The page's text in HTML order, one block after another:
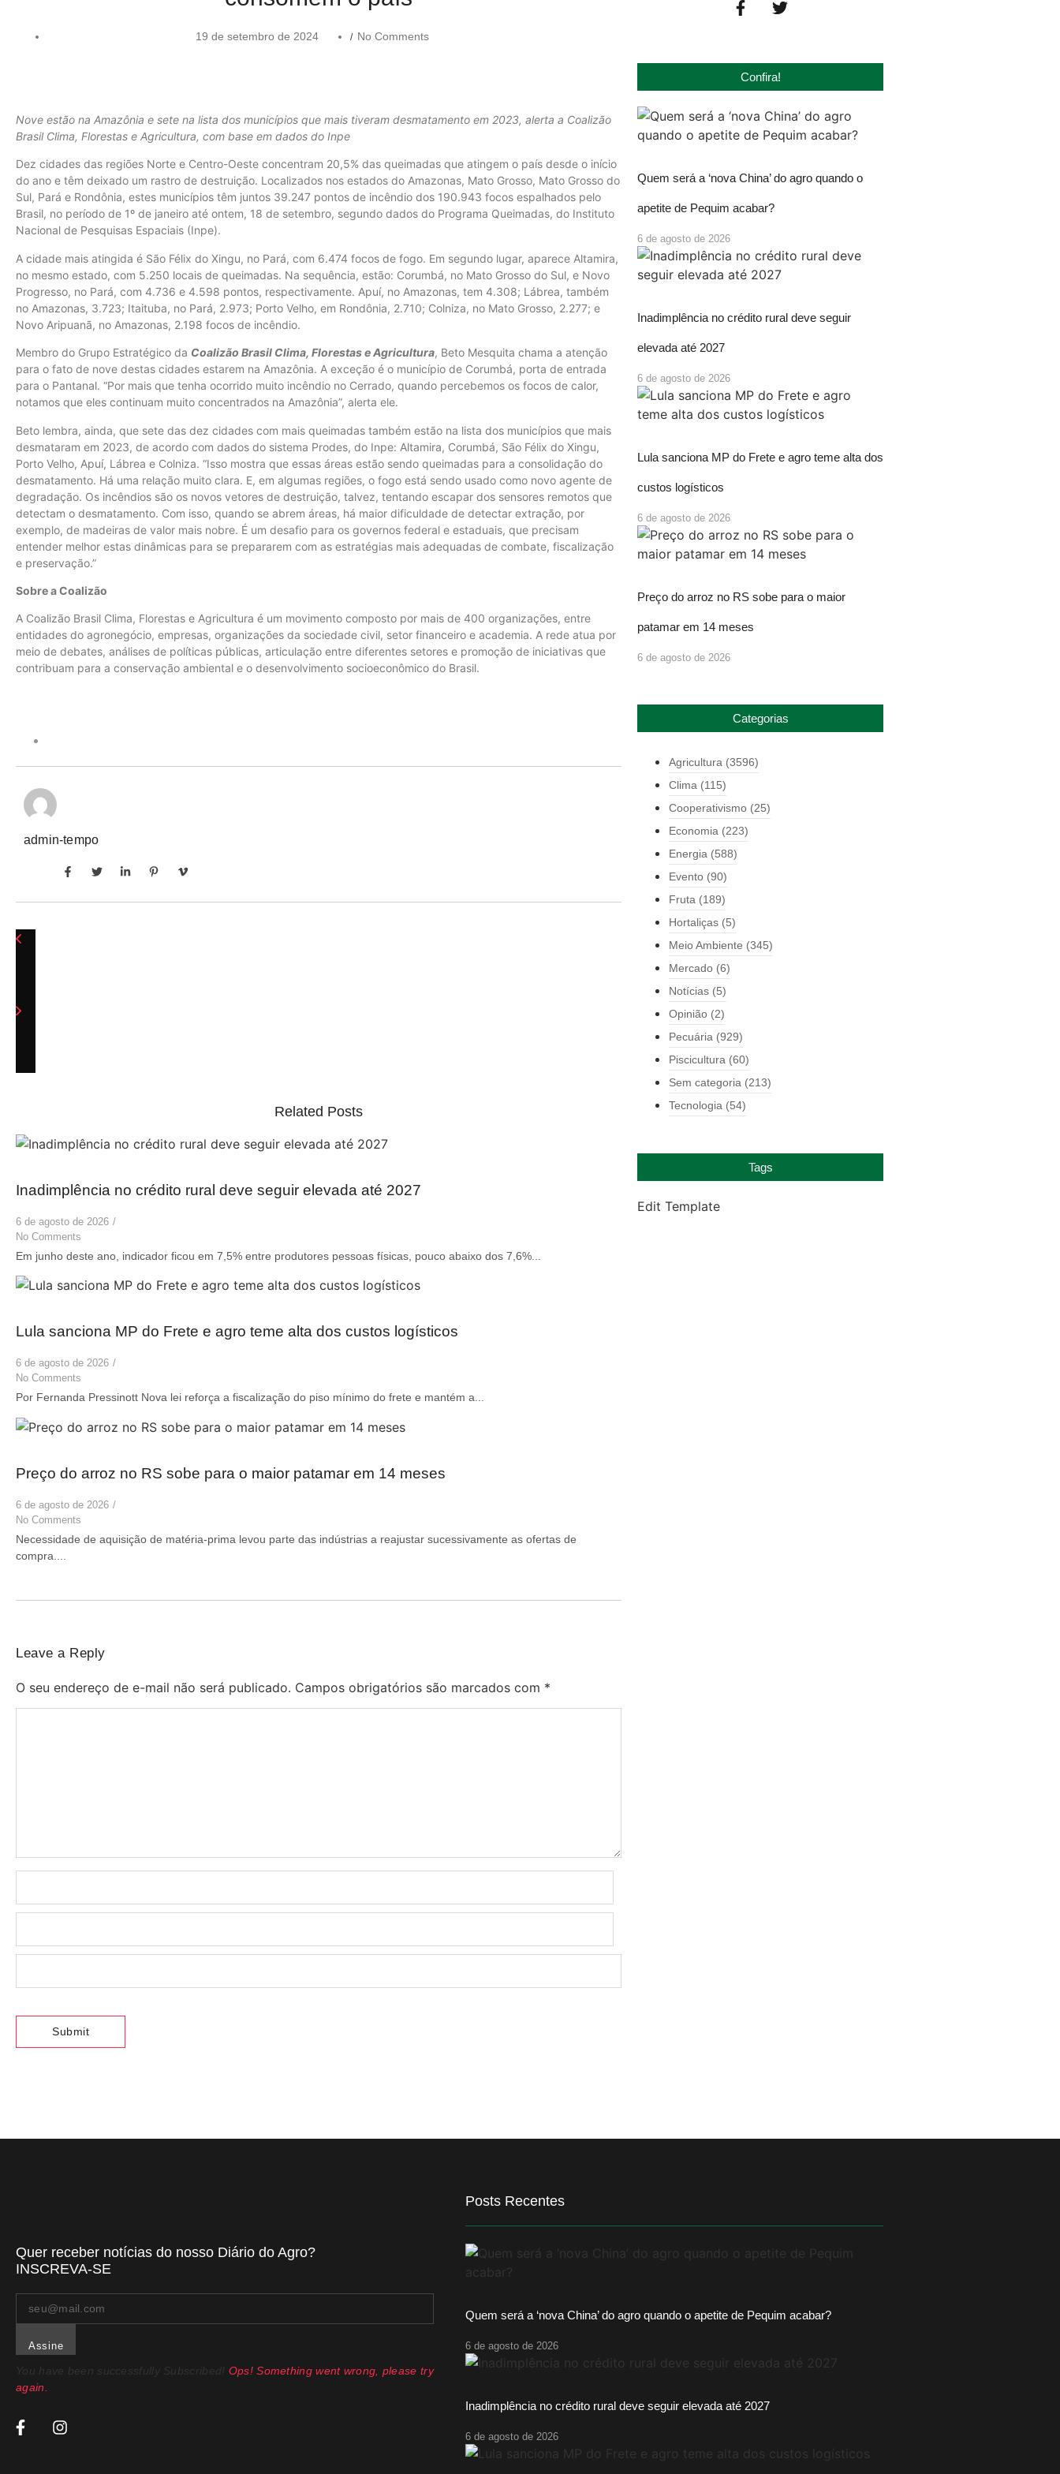
19 de setembro de 2024 / No Comments
Nove estão na Amazônia e sete na lista dos municípios que mais tiveram desmatamento em 2023, alerta a Coalizão
Brasil Clima, Florestas e Agricultura, com base em dados do Inpe
Dez cidades das regiões Norte e Centro-Oeste concentram 20,5% das queimadas que atingem o país desde o início
do ano e têm deixado um rastro de destruição. Localizados nos estados do Amazonas, Mato Grosso, Mato Grosso do
Sul, Pará e Rondônia, estes municípios têm juntos 39.247 pontos de incêndio dos 190.943 focos espalhados pelo
Brasil, no período de 1º de janeiro até ontem, 18 de setembro, segundo dados do Programa Queimadas, do Instituto
Nacional de Pesquisas Espaciais (Inpe).
A cidade mais atingida é São Félix do Xingu, no Pará, com 6.474 focos de fogo. Em segundo lugar, aparece Altamira,
no mesmo estado, com 5.250 locais de queimadas. Na sequência, estão: Corumbá, no Mato Grosso do Sul, e Novo
Progresso, no Pará, com 4.736 e 4.598 pontos, respectivamente. Apuí, no Amazonas, tem 4.308; Lábrea, também
no Amazonas, 3.723; Itaituba, no Pará, 2.973; Porto Velho, em Rondônia, 2.710; Colniza, no Mato Grosso, 2.277; e
Novo Aripuanã, no Amazonas, 2.198 focos de incêndio.
Membro do Grupo Estratégico da Coalizão Brasil Clima, Florestas e Agricultura, Beto Mesquita chama a atenção
para o fato de nove destas cidades estarem na Amazônia. A exceção é o município de Corumbá, porta de entrada
para o Pantanal. “Por mais que tenha ocorrido muito incêndio no Cerrado, quando percebemos os focos de calor,
notamos que eles continuam muito concentrados na Amazônia”, alerta ele.
Beto lembra, ainda, que sete das dez cidades com mais queimadas também estão na lista dos municípios que mais
desmataram em 2023, de acordo com dados do sistema Prodes, do Inpe: Altamira, Corumbá, São Félix do Xingu,
Porto Velho, Apuí, Lábrea e Colniza. “Isso mostra que essas áreas estão sendo queimadas para a consolidação do
desmatamento. Há uma relação muito clara. E, em algumas regiões, o fogo está sendo usado como novo agente de
degradação. Os incêndios são os novos vetores de destruição, talvez, tentando escapar dos sensores remotos que
detectam o desmatamento. Com isso, quando se abrem áreas, há maior dificuldade de detectar extração, por
exemplo, de madeiras de valor mais nobre. É um desafio para os governos federal e estaduais, que precisam
entender melhor estas dinâmicas para se prepararem com as estratégias mais adequadas de combate, fiscalização
e preservação.”
Sobre a Coalizão
A Coalizão Brasil Clima, Florestas e Agricultura é um movimento composto por mais de 400 organizações, entre
entidades do agronegócio, empresas, organizações da sociedade civil, setor financeiro e academia. A rede atua por
meio de debates, análises de políticas públicas, articulação entre diferentes setores e promoção de iniciativas que
contribuam para a conservação ambiental e o desenvolvimento socioeconômico do Brasil.
admin-tempo
Related Posts
Inadimplência no crédito rural deve seguir elevada até 2027
6 de agosto de 2026 /
No Comments
Em junho deste ano, indicador ficou em 7,5% entre produtores pessoas físicas, pouco abaixo dos 7,6%...
Lula sanciona MP do Frete e agro teme alta dos custos logísticos
6 de agosto de 2026 /
No Comments
Por Fernanda Pressinott Nova lei reforça a fiscalização do piso mínimo do frete e mantém a...
Preço do arroz no RS sobe para o maior patamar em 14 meses
6 de agosto de 2026 /
No Comments
Necessidade de aquisição de matéria-prima levou parte das indústrias a reajustar sucessivamente as ofertas de
compra....
Leave a Reply
O seu endereço de e-mail não será publicado. Campos obrigatórios são marcados com *
Confira!
Quem será a ‘nova China’ do agro quando o
apetite de Pequim acabar?
6 de agosto de 2026
Inadimplência no crédito rural deve seguir
elevada até 2027
6 de agosto de 2026
Lula sanciona MP do Frete e agro teme alta dos
custos logísticos
6 de agosto de 2026
Preço do arroz no RS sobe para o maior
patamar em 14 meses
6 de agosto de 2026
Categorias
Agricultura (3596)
Clima (115)
Cooperativismo (25)
Economia (223)
Energia (588)
Evento (90)
Fruta (189)
Hortaliças (5)
Meio Ambiente (345)
Mercado (6)
Notícias (5)
Opinião (2)
Pecuária (929)
Piscicultura (60)
Sem categoria (213)
Tecnologia (54)
Tags
Edit Template
Quer receber notícias do nosso Diário do Agro?
INSCREVA-SE
Assine
You have been successfully Subscribed! Ops! Something went wrong, please try
again.
Posts Recentes
Quem será a ‘nova China’ do agro quando o apetite de Pequim acabar?
6 de agosto de 2026
Inadimplência no crédito rural deve seguir elevada até 2027
6 de agosto de 2026